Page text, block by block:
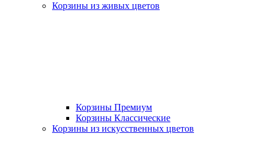
Корзины из живых цветов
Корзины Премиум
Корзины Классические
Корзины из искусственных цветов